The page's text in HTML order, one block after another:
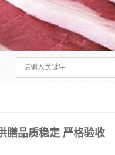
膳品质稳定 严格验收